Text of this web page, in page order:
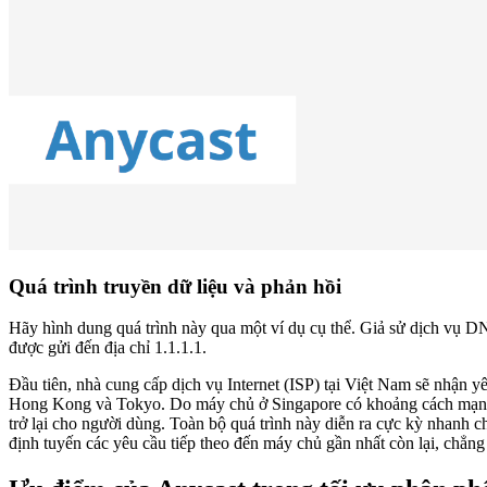
Quá trình truyền dữ liệu và phản hồi
Hãy hình dung quá trình này qua một ví dụ cụ thể. Giả sử dịch vụ
được gửi đến địa chỉ 1.1.1.1.
Đầu tiên, nhà cung cấp dịch vụ Internet (ISP) tại Việt Nam sẽ nhận
Hong Kong và Tokyo. Do máy chủ ở Singapore có khoảng cách
trở lại cho người dùng. Toàn bộ quá trình này diễn ra cực kỳ nhanh
định tuyến các yêu cầu tiếp theo đến máy chủ gần nhất còn lại,